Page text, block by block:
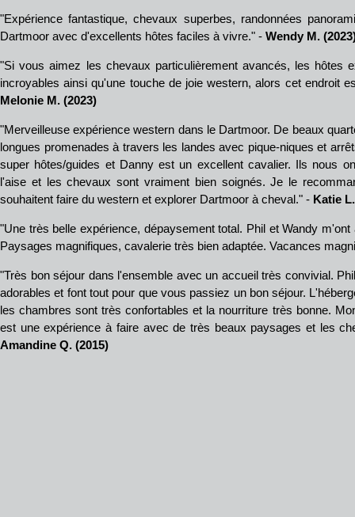
"Expérience fantastique, chevaux superbes, randonnées
Dartmoor avec d'excellents hôtes faciles à vivre." - Wendy M.
"Si vous aimez les chevaux particulièrement avancés, les hôtes
incroyables ainsi qu'une touche de joie western, alors cet endroit
Melonie M. (2023)
"Merveilleuse expérience western dans le Dartmoor. De beaux
longues promenades à travers les landes avec pique-niques et
super hôtes/guides et Danny est un excellent cavalier. Ils nous
l'aise et les chevaux sont vraiment bien soignés. Je le
souhaitent faire du western et explorer Dartmoor à cheval." - Katie
"Une très belle expérience, dépaysement total. Phil et Wandy
Paysages magnifiques, cavalerie très bien adaptée. Vacances
"Très bon séjour dans l'ensemble avec un accueil très convivial.
adorables et font tout pour que vous passiez un bon séjour.
les chambres sont très confortables et la nourriture très bonne.
est une expérience à faire avec de très beaux paysages et les
Amandine Q. (2015)